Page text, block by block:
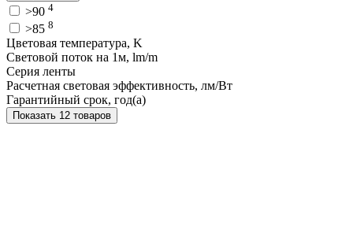
>90 4
>85 8
Цветовая температура, K
Световой поток на 1м, lm/m
Серия ленты
Расчетная световая эффективность, лм/Вт
Гарантийный срок, год(а)
Показать 12 товаров